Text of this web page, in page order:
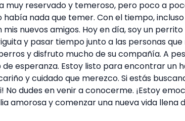
muy reservado y temeroso, pero poco a
nada que temer. Con el tiempo,
nuevos amigos. Hoy en día, soy un
y pasar tiempo junto a las personas
y disfruto mucho de su compañía. A
esperanza. Estoy listo para encontrar un
y cuidado que merezco. Si estás
dudes en venir a conocerme. ¡Estoy
amorosa y comenzar una nueva vida llena